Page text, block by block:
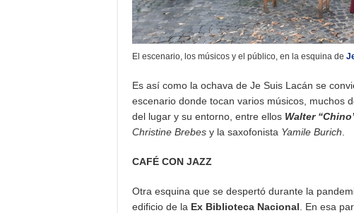
El escenario, los músicos y el público, en la esquina de
Es así como la ochava de Je Suis Lacán se
escenario donde tocan varios músicos, muchos
del lugar y su entorno, entre ellos Walter
Christine Brebes y la saxofonista Yamile Burich
CAFÉ CON JAZZ
Otra esquina que se despertó durante la
edificio de la Ex Biblioteca Nacional . En esa